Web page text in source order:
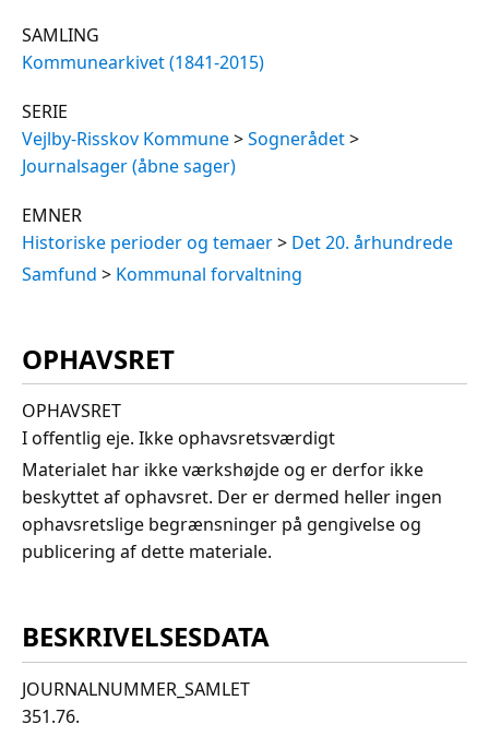
SAMLING
Kommunearkivet (1841-2015)
SERIE
Vejlby-Risskov Kommune>Sognerådet>
Journalsager (åbne sager)
EMNER
Historiske perioder og temaer> Det 20. århundrede
Samfund > Kommunal forvaltning
OPHAVSRET
OPHAVSRET
I offentlig eje. Ikke ophavsretsværdigt
Materialet har ikke værkshøjde og er derfor ikke
beskyttet af ophavsret. Der er dermed heller ingen
ophavsretslige begrænsninger på gengivelse og
publicering af dette materiale.
BESKRIVELSESDATA
JOURNALNUMMER_SAMLET
351.76.